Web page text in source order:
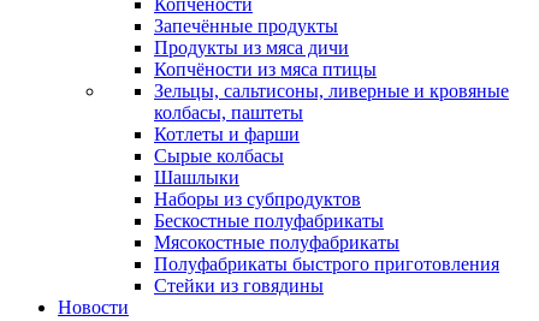
Запечённые продукты
Продукты из мяса дичи
Копчёности из мяса птицы
Зельцы, сальтисоны, ливерные и кровяные
колбасы, паштеты
Котлеты и фарши
Сырые колбасы
Шашлыки
Наборы из субпродуктов
Бескостные полуфабрикаты
Мясокостные полуфабрикаты
Полуфабрикаты быстрого приготовления
Стейки из говядины
Новости